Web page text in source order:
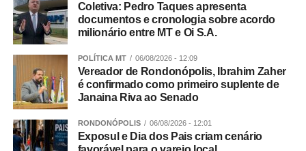
Coletiva: Pedro Taques apresenta
documentos e cronologia sobre acordo
milionário entre MT e Oi S.A.
POLÍTICA MT 06/08/2026 - 12:09
Vereador de Rondonópolis, Ibrahim Zaher
é confirmado como primeiro suplente de
Janaina Riva ao Senado
RONDONÓPOLIS 06/08/2026 - 12:01
Exposul e Dia dos Pais criam cenário